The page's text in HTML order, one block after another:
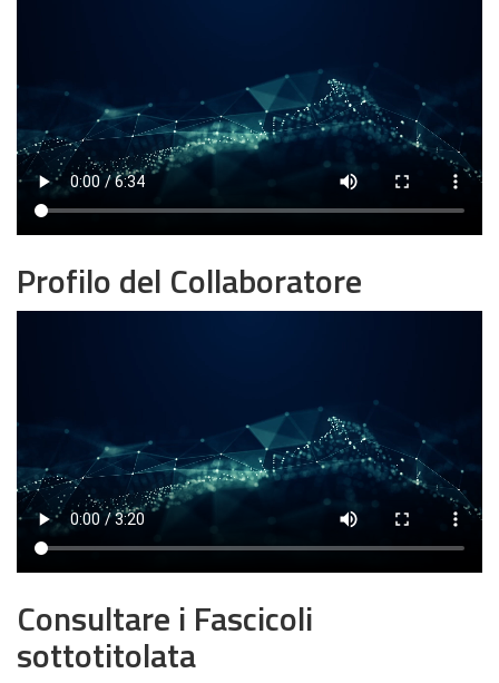
Profilo del Collaboratore
Consultare i Fascicoli
sottotitolata